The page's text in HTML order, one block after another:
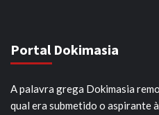
Portal Dokimasia
A palavra grega Dokimasia
qual era submetido o aspirante